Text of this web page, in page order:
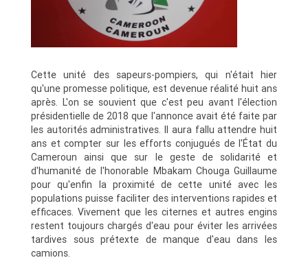
Cette unité des sapeurs-pompiers, qui n'était hier
qu'une promesse politique, est devenue réalité huit ans
après. L'on se souvient que c'est peu avant l'élection
présidentielle de 2018 que l'annonce avait été faite par
les autorités administratives. Il aura fallu attendre huit
ans et compter sur les efforts conjugués de l'État du
Cameroun ainsi que sur le geste de solidarité et
d'humanité de l'honorable Mbakam Chouga Guillaume
pour qu'enfin la proximité de cette unité avec les
populations puisse faciliter des interventions rapides et
efficaces. Vivement que les citernes et autres engins
restent toujours chargés d'eau pour éviter les arrivées
tardives sous prétexte de manque d'eau dans les
camions.